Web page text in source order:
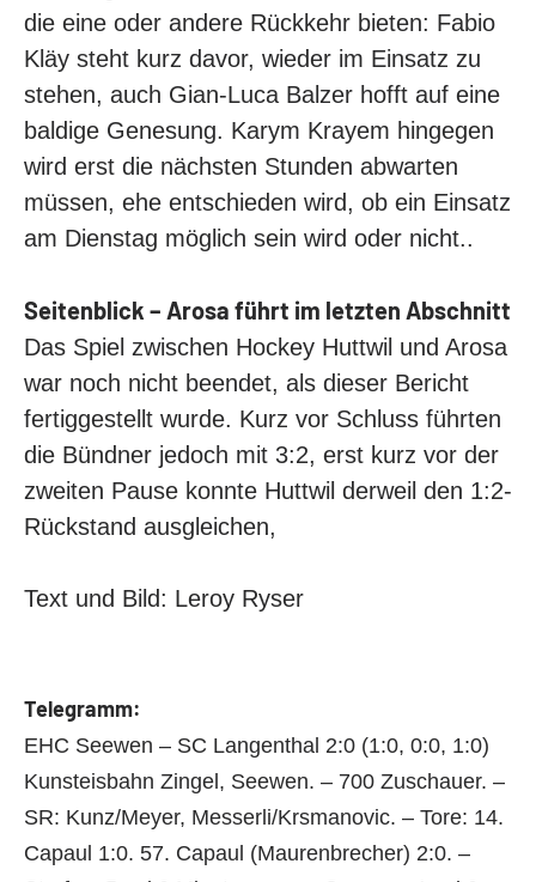
die eine oder andere Rückkehr bieten: Fabio
Kläy steht kurz davor, wieder im Einsatz zu
stehen, auch Gian-Luca Balzer hofft auf eine
baldige Genesung. Karym Krayem hingegen
wird erst die nächsten Stunden abwarten
müssen, ehe entschieden wird, ob ein Einsatz
am Dienstag möglich sein wird oder nicht..
Seitenblick – Arosa führt im letzten Abschnitt
Das Spiel zwischen Hockey Huttwil und Arosa
war noch nicht beendet, als dieser Bericht
fertiggestellt wurde. Kurz vor Schluss führten
die Bündner jedoch mit 3:2, erst kurz vor der
zweiten Pause konnte Huttwil derweil den 1:2-
Rückstand ausgleichen,
Text und Bild: Leroy Ryser
Telegramm:
EHC Seewen – SC Langenthal 2:0 (1:0, 0:0, 1:0)
Kunsteisbahn Zingel, Seewen. – 700 Zuschauer. –
SR: Kunz/Meyer, Messerli/Krsmanovic. – Tore: 14.
Capaul 1:0. 57. Capaul (Maurenbrecher) 2:0. –